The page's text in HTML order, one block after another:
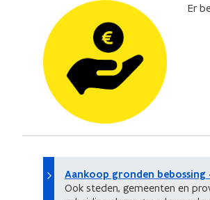
Afbeelding Er
Aankoop gronden
Ook steden, gemeenten en